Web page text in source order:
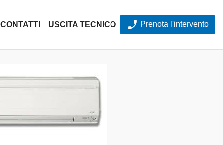
CONTATTI USCITA TECNICO Prenota l'intervento